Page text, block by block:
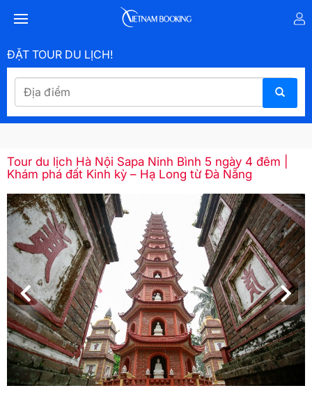
ĐẶT TOUR DU LỊCH!
Tour du lịch Hà Nội Sapa Ninh Bình 5 ngày 4 đêm |
Khám phá đất Kinh kỳ – Hạ Long từ Đà Nẵng